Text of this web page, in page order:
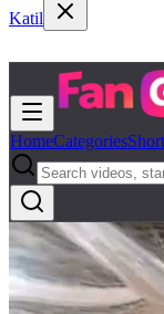
Katil
HomeCategories